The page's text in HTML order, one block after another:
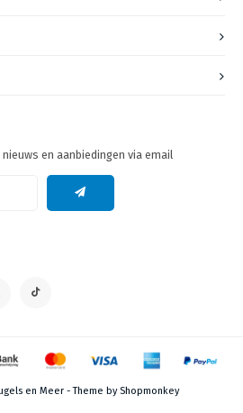
en aanbiedingen via email
en Meer - Theme by Shopmonkey